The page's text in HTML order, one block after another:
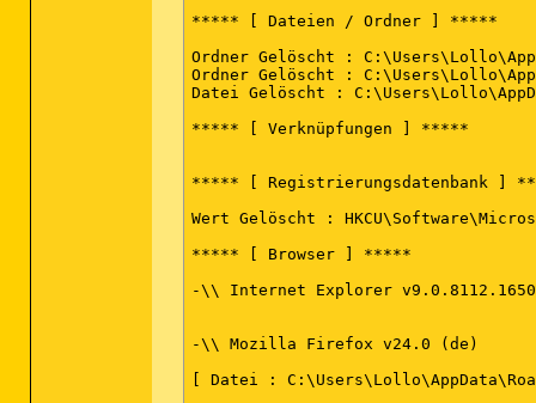
***** [ Dateien / Ordner ] *****
Ordner Gelöscht :
Ordner Gelöscht :
Datei Gelöscht :
***** [ Verknüpfungen ] *****
***** [ Registrierungsdatenbank ]
Wert Gelöscht :
***** [ Browser ] *****
-\\ Internet Explorer
-\\ Mozilla Firefox v24.0 (de)
[ Datei :